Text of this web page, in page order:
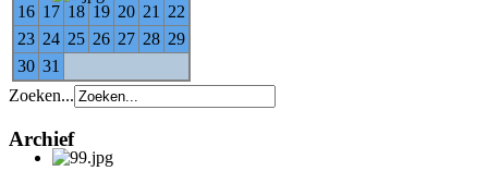
16 17 18 19 20 21
22
23 24 25 26 27 28 29
30 31
Zoeken...
Archief